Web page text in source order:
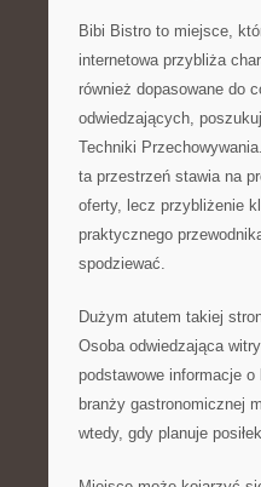
Bibi Bistro to miejsce,
internetowa przybliża
również dopasowane do
odwiedzających,
Techniki
ta przestrzeń stawia na
oferty, lecz przybliżenie
praktycznego
spodziewać.
Dużym atutem takiej
Osoba odwiedzająca
podstawowe informacje
branży gastronomicznej
wtedy, gdy planuje